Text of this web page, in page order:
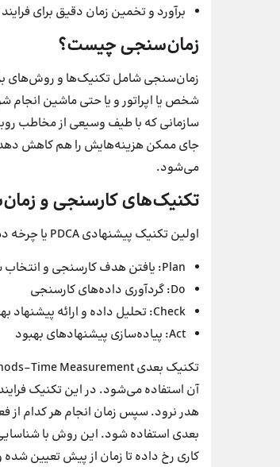
برآورد و تخمین زمان دقیق برای فرایند
زمان‌سنجی چیست؟
زمان‌سنجی شامل تکنیک‌ها و روش‌های
شخص یا اپراتور و یا حتی ماشین
سازمانی که با طیف وسیعی از مخاطب
جای ممکن هزینه‌هایش را هم کاهش دهد،
می‌شود.
تکنیک‌های کارسنجی و
اولین تکنیک پیشنهادی PDCA یا چرخه دمینگ است که از ابتدای 4 کلمه زیر تشکیل شده:
Plan: یافتن هدف کارسنجی و انتخاب شیوه گردآوری داده‌ها
Do: گردآوری داده‌های کارسنجی
Check: تحلیل داده و ارائه پیشنهاد بهبود
Act: پیاده‌سازی پیشنهادهای بهبود
آن استفاده می‌شود. در این تکنیک
هدر نرود. سپس زمان انجام هر‌ کدام از
کاری رخ داده تا زمان از پیش تعیین شده